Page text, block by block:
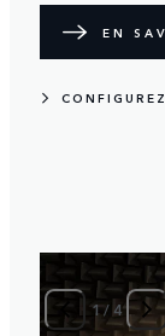
EN
1/ 4